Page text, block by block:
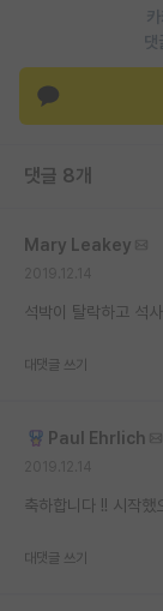
댓
댓글 8개
Mary Leakey
석박이 탈락하고 석
대댓글 쓰기
Paul Ehrlich
축하합니다 !! 시작했
대댓글 쓰기